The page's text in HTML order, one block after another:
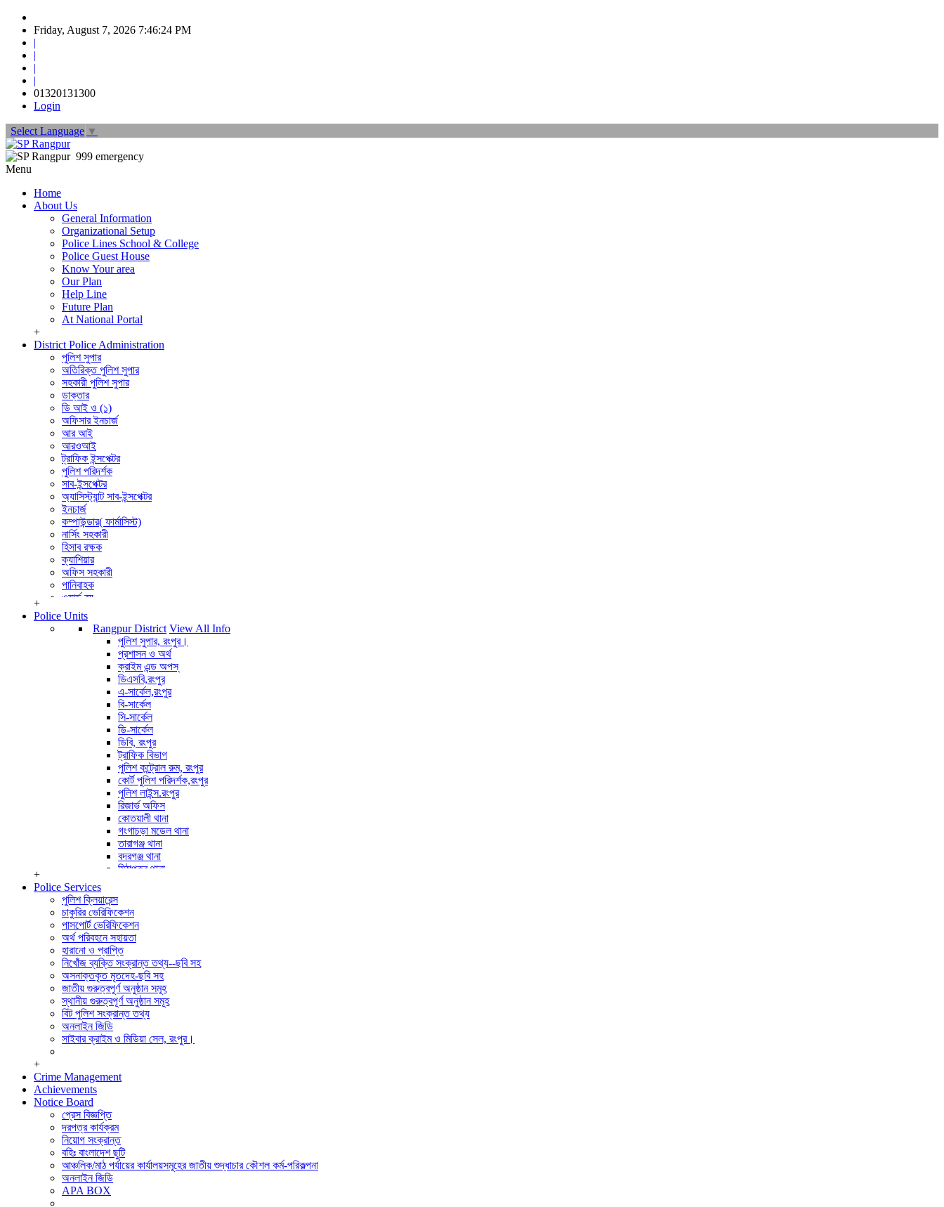
Friday, August 7, 2026 7:46:26 PM
|
|
|
|
01320131300
Login
Select Language ▼
999 emergency
Menu
Home
About Us
General Information
Organizational Setup
Police Lines School & College
Police Guest House
Know Your area
Our Plan
Help Line
Future Plan
At National Portal
+
District Police Administration
পুলিশ সুপার
অতিরিক্ত পুলিশ সুপার
সহকারী পুলিশ সুপার
ডাক্তার
ডি আই ও (১)
অফিসার ইনচার্জ
আর আই
আরওআই
ট্রাফিক ইন্সপেক্টর
পুলিশ পরিদর্শক
সাব-ইন্সপেক্টর
অ্যাসিস্ট্যান্ট সাব-ইন্সপেক্টর
ইনচার্জ
কম্পাউন্ডার( ফার্মাসিস্ট)
নার্সিং সহকারী
হিসাব রক্ষক
ক্যাশিয়ার
অফিস সহকারী
পানিবাহক
ওয়ার্ড বয়
বার্বুচী
পুলিশ পরিদর্শক (তদন্ত)
পুলিশ পরিদর্শক (অপারেশন)
অপারেটর সাইবার ক্রাইম
View All Info
+
Police Units
Rangpur District View All Info
পুলিশ সুপার, রংপুর।
প্রশাসন ও অর্থ
ক্রাইম এন্ড অপস্
ডিএসবি,রংপুর
এ-সার্কেল,রংপুর
বি-সার্কেল
সি-সার্কেল
ডি-সার্কেল
ডিবি, রংপুর
ট্রাফিক বিভাগ
পুলিশ কন্ট্রোল রুম, রংপুর
কোর্ট পুলিশ পরিদর্শক,রংপুর
পুলিশ লাইন্স.রংপুর
রিজার্ভ অফিস
কোতয়ালী থানা
গংগাচড়া মডেল থানা
তারাগঞ্জ থানা
বদরগঞ্জ থানা
মিঠাপুকুর থানা
পীরগাছা থানা
ভেন্ডাবাড়ী তদন্ত কেন্দ্র
বৈরাতিহাট তদন্ত কেন্দ্র
সিডিএমএস শাখা
পুলিশ ক্লিয়ারেন্স অ্যান্ড মিডিয়া সেল।
সাইবার ক্রাইম এন্ড মিডিয়া সেল, রংপুর।
পুলিশ হাসপাতাল,রংপুর
মোটরযান শাখা
রেশন ষ্টোর
অফিস সেকশন
হিসাব শাখা,রংপুর
+
Police Services
পুলিশ ক্লিয়ারেন্স
চাকুরির ভেরিফিকেশন
পাসপোর্ট ভেরিফিকেশন
অর্থ পরিবহনে সহায়তা
হারানো ও প্রাপ্তি
নিখোঁজ ব্যক্তি সংক্রান্ত তথ্য--ছবি সহ
অসনাক্তকৃত মৃতদেহ-ছবি সহ
জাতীয় গুরুত্বপূর্ণ অনুষ্ঠান সমূহ
স্থানীয় গুরুত্বপূর্ণ অনুষ্ঠান সমূহ
বিট পুলিশ সংক্রান্ত তথ্য
অনলাইন জিডি
সাইবার ক্রাইম ও মিডিয়া সেল, রংপুর।
+
Crime Management
Achievements
Notice Board
প্রেস বিজ্ঞপ্তি
দরপত্র কার্যক্রম
নিয়োগ সংক্রান্ত
বহিঃ বাংলাদেশ ছুটি
আঞ্চলিক/মাঠ পর্যায়ের কার্যালয়সমূহের জাতীয় শুদ্ধাচার কৌশল কর্ম-পরিকল্পনা
অনলাইন জিডি
APA BOX